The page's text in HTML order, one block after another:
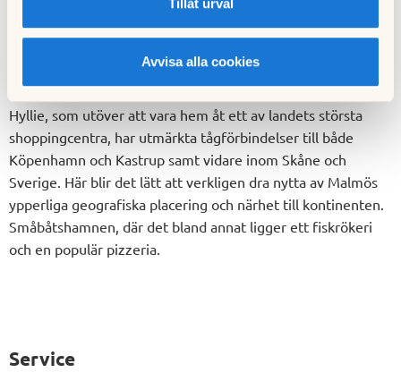
Avvisa alla cookies
cykelväg. Och när du plötsligt suktar efter storstadspuls
Men HSB brf Kritas närområde sträcker sig faktiskt utanför
Sveriges gränser. För bara tio minuters bussfärd bort ligger
Hyllie, som utöver att vara hem åt ett av landets största
shoppingcentra, har utmärkta tågförbindelser till både
Köpenhamn och Kastrup samt vidare inom Skåne och
Sverige. Här blir det lätt att verkligen dra nytta av Malmös
ypperliga geografiska placering och närhet till kontinenten.
Småbåtshamnen, där det bland annat ligger ett fiskrökeri
och en populär pizzeria.
Service